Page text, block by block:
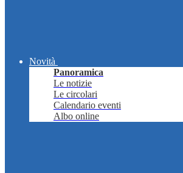
Novità
Panoramica
Le notizie
Le circolari
Calendario eventi
Albo online